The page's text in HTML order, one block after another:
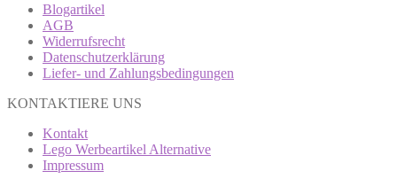
Blogartikel
AGB
Widerrufsrecht
Datenschutzerklärung
Liefer- und Zahlungsbedingungen
KONTAKTIERE UNS
Kontakt
Lego Werbeartikel Alternative
Impressum